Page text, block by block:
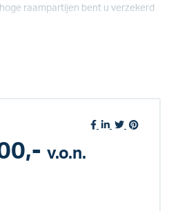
raampartijen bent u verzekerd
v.o.n.